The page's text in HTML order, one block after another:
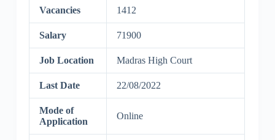
Vacancies 1412
Salary 71900
Job Location Madras High Court
Last Date 22/08/2022
Mode of
Application
Online